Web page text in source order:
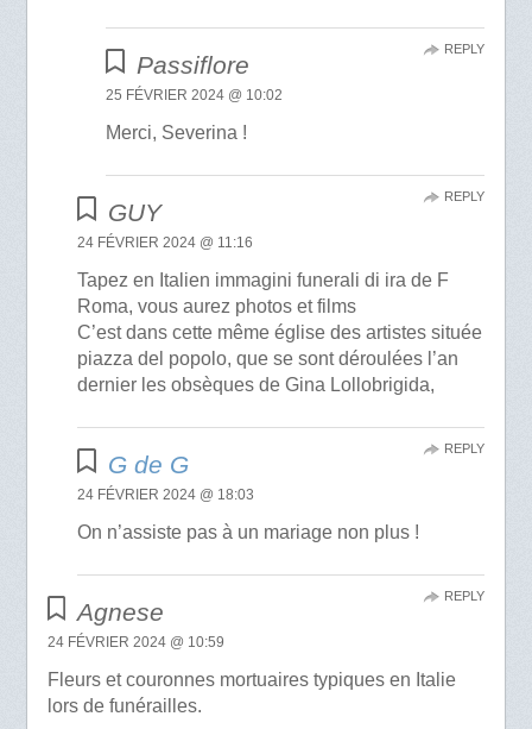
Passiflore
25 FÉVRIER 2024 @ 10:02
Merci, Severina !
REPLY
GUY
24 FÉVRIER 2024 @ 11:16
Tapez en Italien immagini funerali di ira de F
Roma, vous aurez photos et films
C’est dans cette même église des artistes située
piazza del popolo, que se sont déroulées l’an
dernier les obsèques de Gina Lollobrigida,
REPLY
G de G
24 FÉVRIER 2024 @ 18:03
On n’assiste pas à un mariage non plus !
REPLY
Agnese
24 FÉVRIER 2024 @ 10:59
Fleurs et couronnes mortuaires typiques en Italie
lors de funérailles.
REPLY